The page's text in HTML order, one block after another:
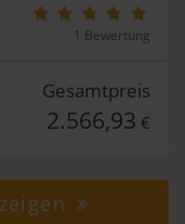
1 Bewertung
Gesamtpreis
2.566,93 €